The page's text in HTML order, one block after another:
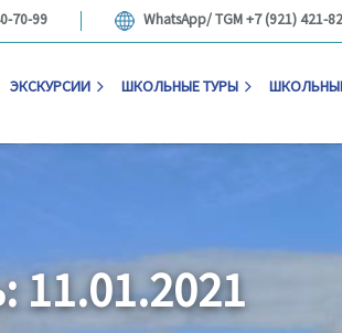
70-99 WhatsApp/ TGM +7 (921) 421-
ЭКСКУРСИИ ШКОЛЬНЫЕ ТУРЫ
11.01.2021